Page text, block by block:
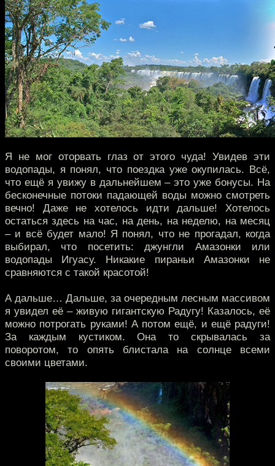
Я не мог оторвать глаз от этого чуда! Увидев эти
водопады, я понял, что поездка уже окупилась. Всё,
что ещё я увижу в дальнейшем – это уже бонусы. На
бесконечные потоки падающей воды можно смотреть
вечно! Даже не хотелось идти дальше! Хотелось
остаться здесь на час, на день, на неделю, на месяц
– и всё будет мало! Я понял, что не прогадал, когда
выбирал, что посетить: джунгли Амазонки или
водопады Игуасу. Никакие пираньи Амазонки не
сравняются с такой красотой!
А дальше… Дальше, за очередным лесным массивом
я увидел её – живую гигантскую Радугу! Казалось, её
можно потрогать руками! А потом ещё, и ещё радуги!
За каждым кустиком. Она то скрывалась за
поворотом, то опять блистала на солнце всеми
своими цветами.